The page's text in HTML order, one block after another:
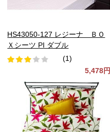
HS43050-127 レジーナ ＢＯ
Ｘシーツ PI ダブル
(1)
5,478円